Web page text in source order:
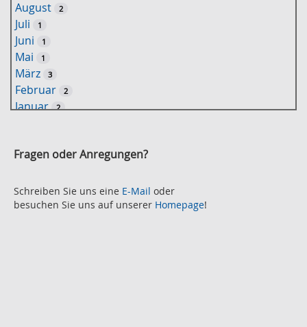
o
r
u
c
August 2
Juli 1
Juni 1
Mai 1
März 3
Februar 2
Januar 2
Oktober 2
August 2
Juli 2
Fragen oder Anregungen?
Schreiben Sie uns eine E-Mail oder
besuchen Sie uns auf unserer Homepage!